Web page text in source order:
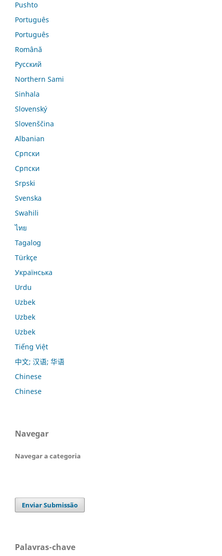
Pushto
Português
Português
Română
Русский
Northern Sami
Sinhala
Slovenský
Slovenščina
Albanian
Српски
Српски
Srpski
Svenska
Swahili
ไทย
Tagalog
Türkçe
Українська
Urdu
Uzbek
Uzbek
Uzbek
Tiếng Việt
中文; 汉语; 华语
Chinese
Chinese
Navegar
Navegar a categoria
Enviar Submissão
Palavras-chave